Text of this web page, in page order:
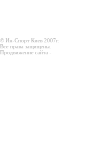
© Ин-Спорт Киев 2007г.
Все права защищены.
Продвижение сайта -